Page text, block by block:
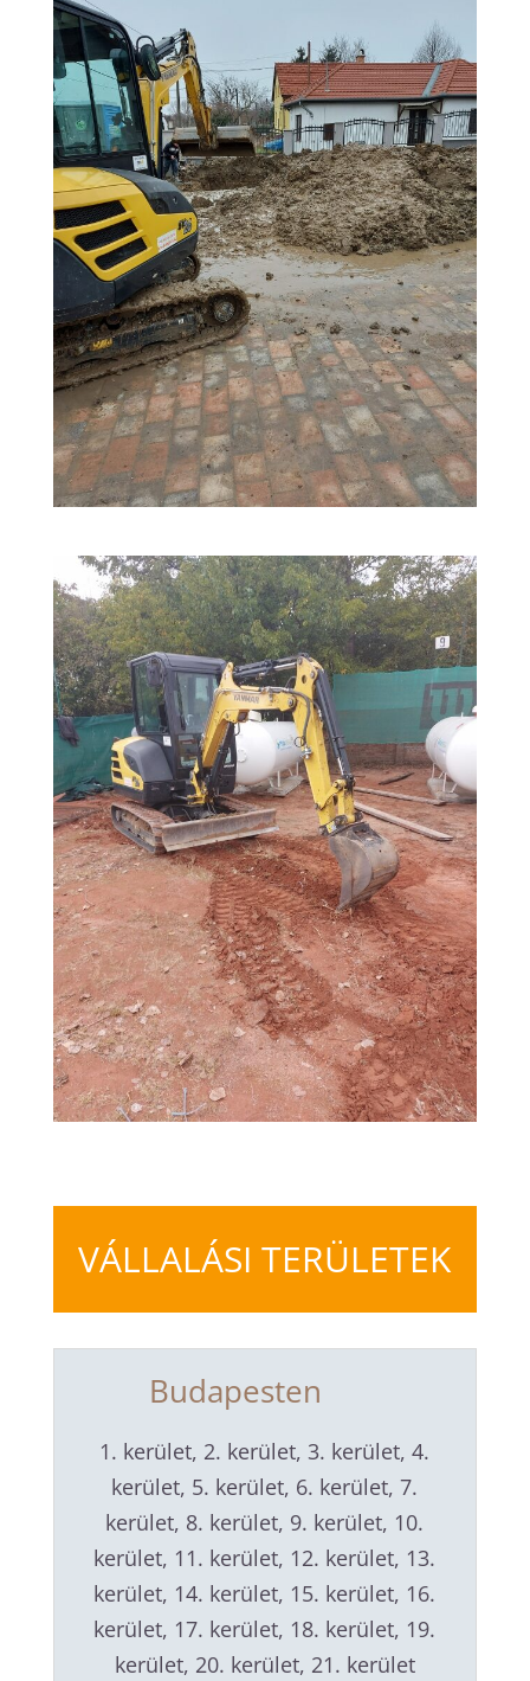
VÁLLALÁSI TERÜLETEK
Budapesten
1. kerület, 2. kerület, 3. kerület, 4.
kerület, 5. kerület, 6. kerület, 7.
kerület, 8. kerület, 9. kerület, 10.
kerület, 11. kerület, 12. kerület, 13.
kerület, 14. kerület, 15. kerület, 16.
kerület, 17. kerület, 18. kerület, 19.
kerület, 20. kerület, 21. kerület